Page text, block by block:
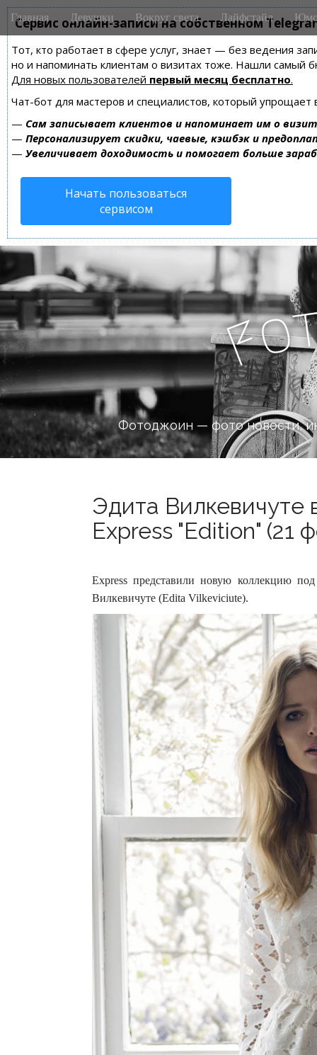
Сервис онлайн-записи на собственном
Тот, кто работает в сфере услуг, знает — без ведения
но и напоминать клиентам о визитах тоже. Нашли самый
Для новых пользователей первый месяц бесплатно.
Чат-бот для мастеров и специалистов, который упрощает
— Сам записывает клиентов и напоминает им о
— Персонализирует скидки, чаевые, кэшбэк и
— Увеличивает доходимость и помогает больше
Начать пользоваться
сервисом
M
a
n
m
e
n
u
i
Главная Девушки Вокруг света Лайфстайл
Fo
Фотоджоин — фото новости,
Эдита Вилкевичуте
Express "Edition" (21
Express представили новую коллекцию
Вилкевичуте (Edita Vilkeviciute).